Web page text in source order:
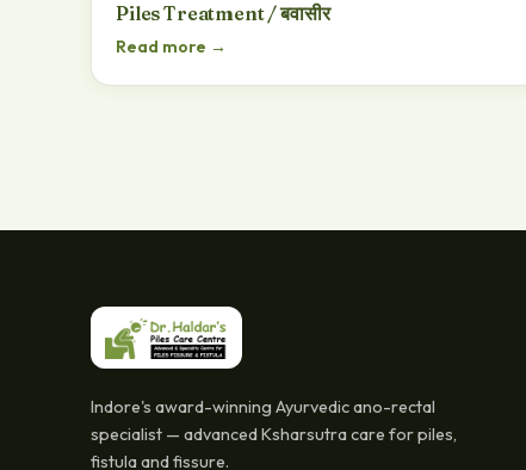
Piles Treatment / बवासीर
Read more →
Indore's award-winning Ayurvedic ano-rectal
specialist — advanced Ksharsutra care for piles,
fistula and fissure.